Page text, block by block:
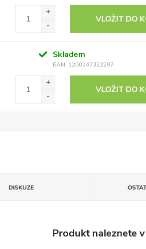
VLOŽIT DO
Skladem
EAN: 1200147322297
VLOŽIT DO
DISKUZE
Produkt naleznete